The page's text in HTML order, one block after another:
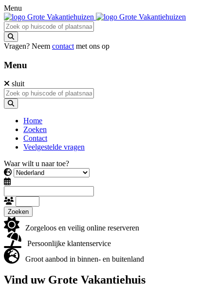
Menu
Vragen? Neem contact met ons op
Menu
sluit
Home
Zoeken
Contact
Veelgestelde vragen
Waar wilt u naar toe?
Zoeken
Zorgeloos en veilig online reserveren
Persoonlijke klantenservice
Groot aanbod in binnen- en buitenland
Vind uw Grote Vakantiehuis